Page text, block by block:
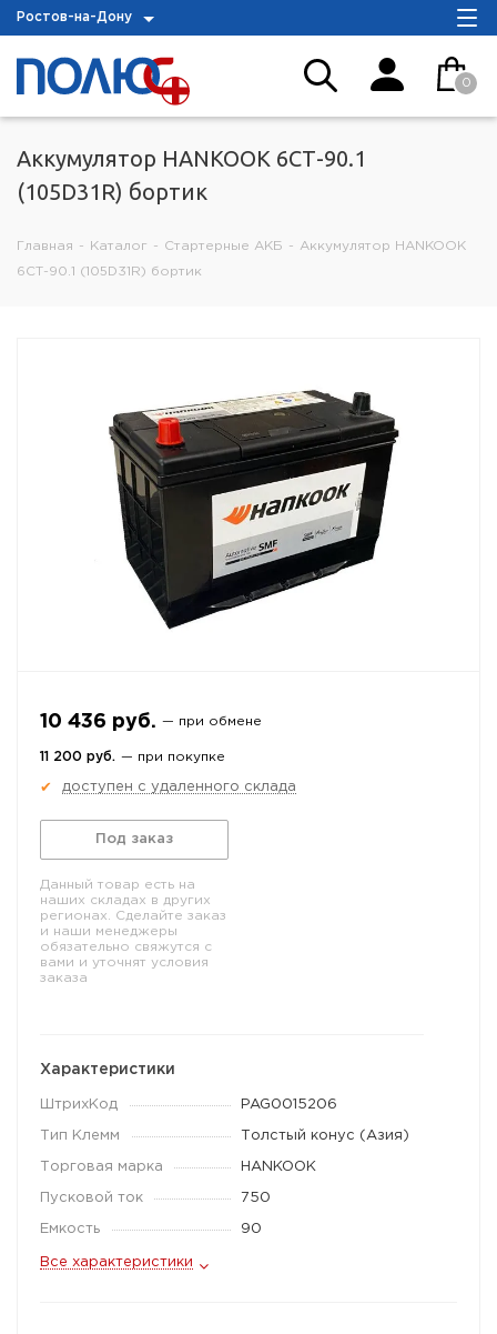
Ростов-на-Дону
0
Аккумулятор HANKOOK 6СТ-90.1
(105D31R) бортик
Главная - Каталог - Стартерные АКБ - Аккумулятор HANKOOK
6СТ-90.1 (105D31R) бортик
10 436 руб. — при обмене
11 200 руб. — при покупке
✔ доступен с удаленного склада
Под заказ
Данный товар есть на
наших складах в других
регионах. Сделайте заказ
и наши менеджеры
обязательно свяжутся с
вами и уточнят условия
заказа
Характеристики
ШтрихКод PAG0015206
Тип Клемм Толстый конус (Азия)
Торговая марка HANKOOK
Пусковой ток 750
Емкость 90
Все характеристики